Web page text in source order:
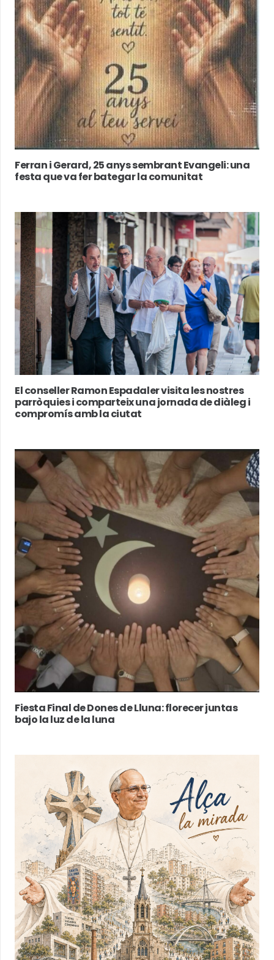
Ferran i Gerard, 25 anys sembrant Evangeli: una
festa que va fer bategar la comunitat
El conseller Ramon Espadaler visita les nostres
parròquies i comparteix una jornada de diàleg i
compromís amb la ciutat
Fiesta Final de Dones de Lluna: florecer juntas
bajo la luz de la luna